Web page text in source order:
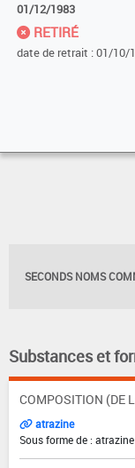
01/12/1983
RETIRÉ
date de retrait : 01/10/
SECONDS NOMS
Substances et
COMPOSITION (DE
atrazine
Sous forme de : atrazine